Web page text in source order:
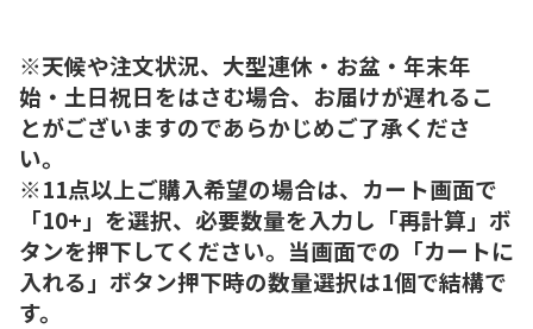
※天候や注文状況、大型連休・お盆・年末年
始・土日祝日をはさむ場合、お届けが遅れるこ
とがございますのであらかじめご了承くださ
い。
※11点以上ご購入希望の場合は、カート画面で
「10+」を選択、必要数量を入力し「再計算」ボ
タンを押下してください。当画面での「カートに
入れる」ボタン押下時の数量選択は1個で結構で
す。